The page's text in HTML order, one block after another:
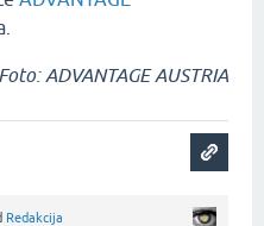
Foto: ADVANTAGE AUSTRIA
Redakcija